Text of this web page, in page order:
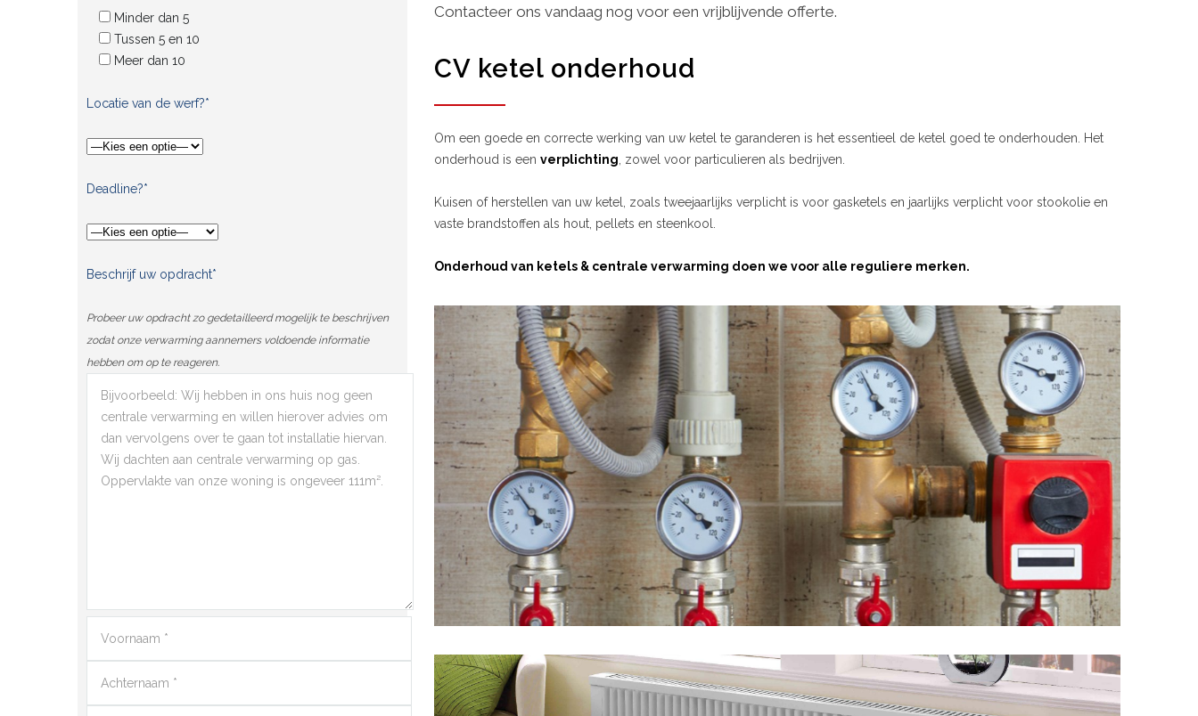
Minder dan 5
Tussen 5 en 10
Meer dan 10
Locatie van de werf?*
Deadline?*
Beschrijf uw opdracht*
Probeer uw opdracht zo gedetailleerd mogelijk te beschrijven
zodat onze verwarming aannemers voldoende informatie
hebben om op te reageren.
Contacteer ons vandaag nog voor een vrijblijvende offerte.
CV ketel onderhoud
Om een goede en correcte werking van uw ketel te garanderen is het essentieel de ketel goed te onderhouden. Het
onderhoud is een verplichting , zowel voor particulieren als bedrijven.
Kuisen of herstellen van uw ketel, zoals tweejaarlijks verplicht is voor gasketels en jaarlijks verplicht voor stookolie en
vaste brandstoffen als hout, pellets en steenkool.
Onderhoud van ketels & centrale verwarming doen we voor alle reguliere merken.